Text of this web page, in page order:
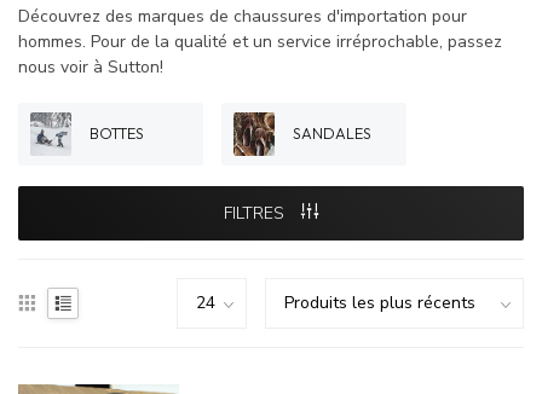
Découvrez des marques de chaussures d'importation pour
hommes. Pour de la qualité et un service irréprochable, passez
nous voir à Sutton!
BOTTES SANDALES
FILTRES